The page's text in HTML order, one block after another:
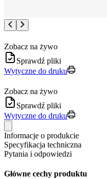
Zobacz na żywo
Sprawdź pliki
Wytyczne do druku
Zobacz na żywo
Sprawdź pliki
Wytyczne do druku
Informacje o produkcie
Specyfikacja techniczna
Pytania i odpowiedzi
Główne cechy produktu